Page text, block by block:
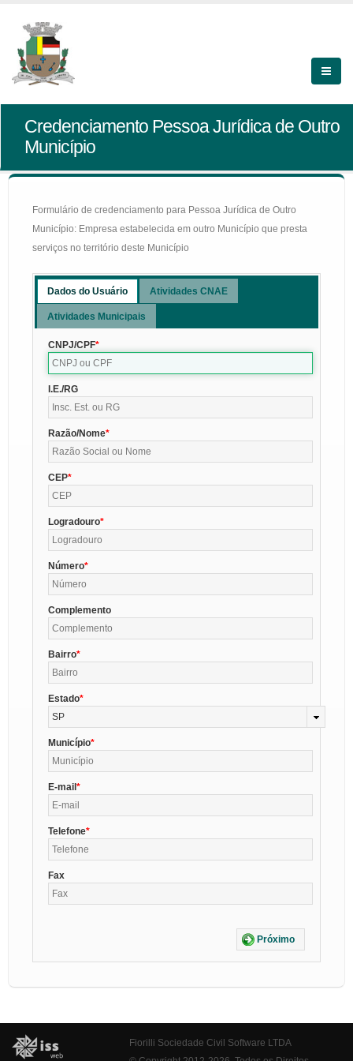
Credenciamento Pessoa Jurídica de Outro
Município
Formulário de credenciamento para Pessoa Jurídica de Outro
Município: Empresa estabelecida em outro Município que presta
serviços no território deste Município
Dados do Usuário Atividades CNAE
Atividades Municipais
CNPJ/CPF
I.E./RG
Razão/Nome
CEP
Logradouro
Número
Complemento
Bairro
Estado
SP
Município
E-mail
Telefone
Fax
Próximo
Fiorilli Sociedade Civil Software LTDA